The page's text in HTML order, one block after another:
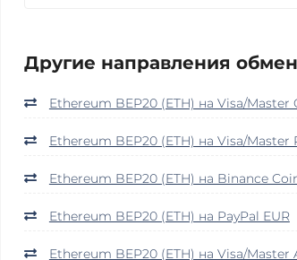
Другие направления
Ethereum BEP20 (ETH) на Visa/Master
Ethereum BEP20 (ETH) на Visa/Master
Ethereum BEP20 (ETH) на Binance
Ethereum BEP20 (ETH) на PayPal EUR
Ethereum BEP20 (ETH) на Visa/Master